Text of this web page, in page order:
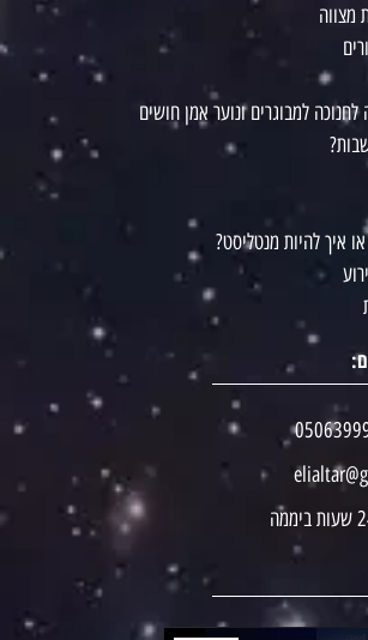
מצווה
לחנוכה למבוגרים ונוער אמן חושים
איך להיות מנטליסט?